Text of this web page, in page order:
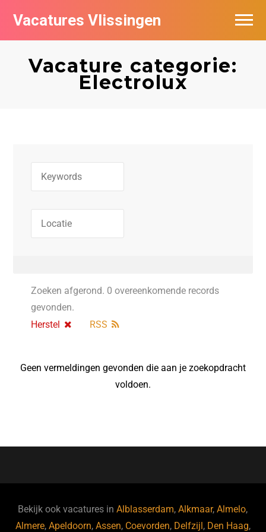
Vacatures Vlissingen
Vacature categorie:
Electrolux
Zoeken afgerond. 0 overeenkomende records
gevonden.
Herstel
RSS
Geen vermeldingen gevonden die aan je zoekopdracht
voldoen.
Bekijk ook vacatures inAlblasserdam,Alkmaar,Almelo,
Almere, Apeldoorn, Assen, Coevorden, Delfzijl , Den Haag,